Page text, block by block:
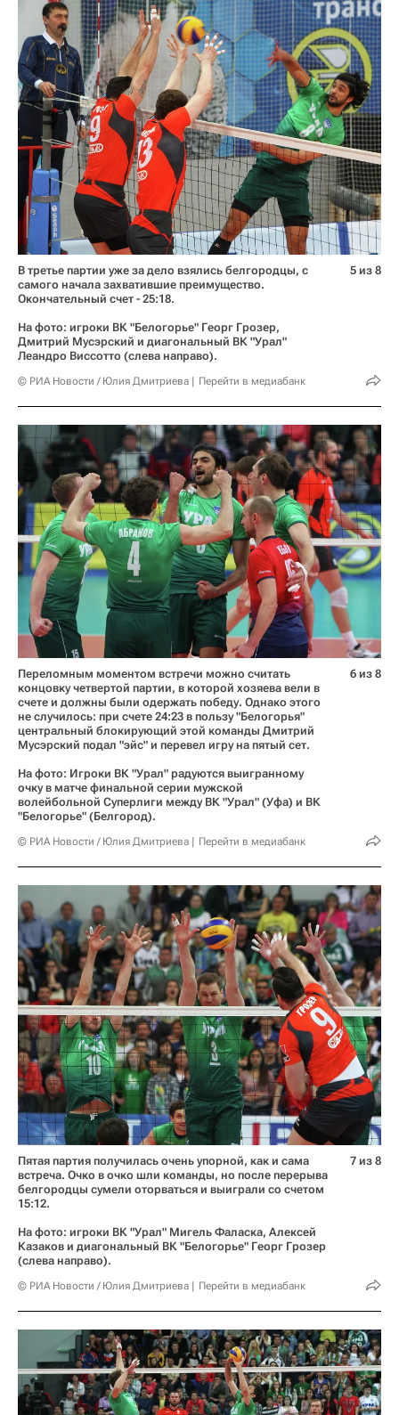
В третье партии уже за дело взялись белгородцы, с
самого начала захватившие преимущество.
Окончательный счет - 25:18.
На фото: игроки ВК "Белогорье" Георг Грозер,
Дмитрий Мусэрский и диагональный ВК "Урал"
Леандро Виссотто (слева направо).
© РИА Новости / Юлия Дмитриева Перейти в медиабанк
5 из 8
Переломным моментом встречи можно считать
концовку четвертой партии, в которой хозяева вели в
счете и должны были одержать победу. Однако этого
не случилось: при счете 24:23 в пользу "Белогорья"
центральный блокирующий этой команды Дмитрий
Мусэрский подал "эйс" и перевел игру на пятый сет.
На фото: Игроки ВК "Урал" радуются выигранному
очку в матче финальной серии мужской
волейбольной Суперлиги между ВК "Урал" (Уфа) и ВК
"Белогорье" (Белгород).
© РИА Новости / Юлия Дмитриева Перейти в медиабанк
6 из 8
Пятая партия получилась очень упорной, как и сама
встреча. Очко в очко шли команды, но после перерыва
белгородцы сумели оторваться и выиграли со счетом
15:12.
На фото: игроки ВК "Урал" Мигель Фаласка, Алексей
Казаков и диагональный ВК "Белогорье" Георг Грозер
(слева направо).
© РИА Новости / Юлия Дмитриева Перейти в медиабанк
7 из 8